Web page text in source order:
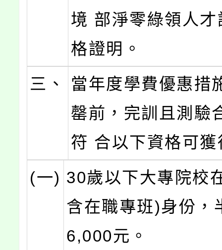
境 部淨零綠領人
格證明。
三、
當年度學費優惠措
罄前，完訓且測驗
符 合以下資格可
(一) 30歲以下大專院校
含在職專班)身份，
6,000元。